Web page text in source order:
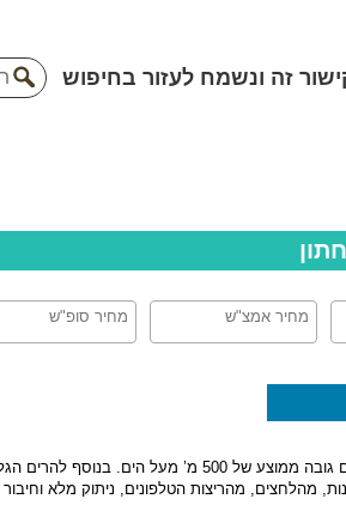
זה ונשמח לעזור בחיפוש
לא הרבה יודעים זאת אבל הגליל התחתון, על אף חזותו ההררית הוא למעשה חבל הארץ
מהלחצים, מהריצות הטלפונים, ניתוק מלא